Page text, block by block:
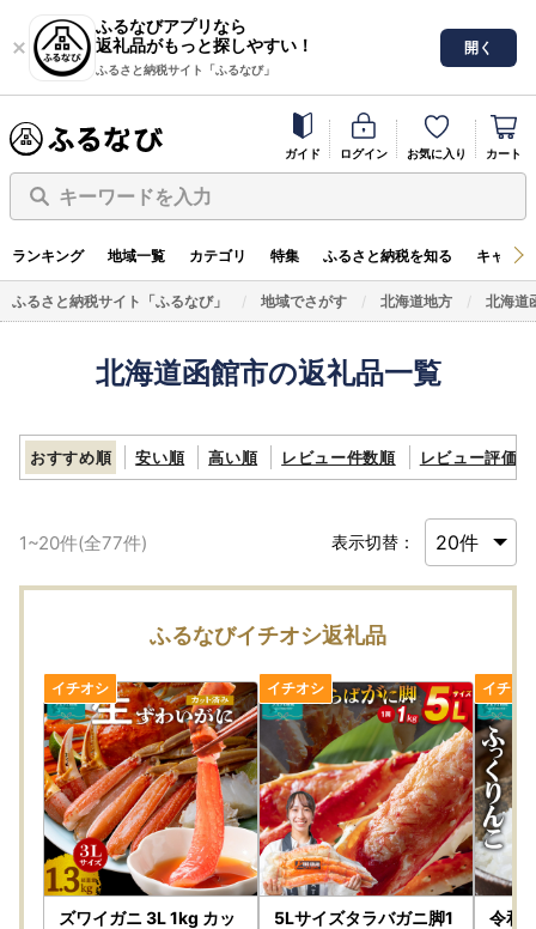
ふるなびアプリなら
返礼品がもっと探しやすい！
ふるさと納税サイト「ふるなび」
開く
ガイド ログイン お気に入り カート
キーワードを入力
ランキング 地域一覧 カテゴリ 特集 ふるさと納税を知る キャン
ふるさと納税サイト「ふるなび」 地域でさがす 北海道地方 北海道
北海道函館市の返礼品一覧
おすすめ順 安い順 高い順 レビュー件数順 レビュー評価順
1~20件(全77件) 表示切替：
ふるなびイチオシ返礼品
ズワイガニ 3L 1kg カッ
5Lサイズタラバガニ脚1
令和7